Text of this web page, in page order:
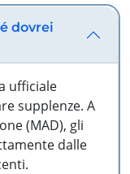
dovrei
ufficiale
supplenze. A
(MAD), gli
dalle